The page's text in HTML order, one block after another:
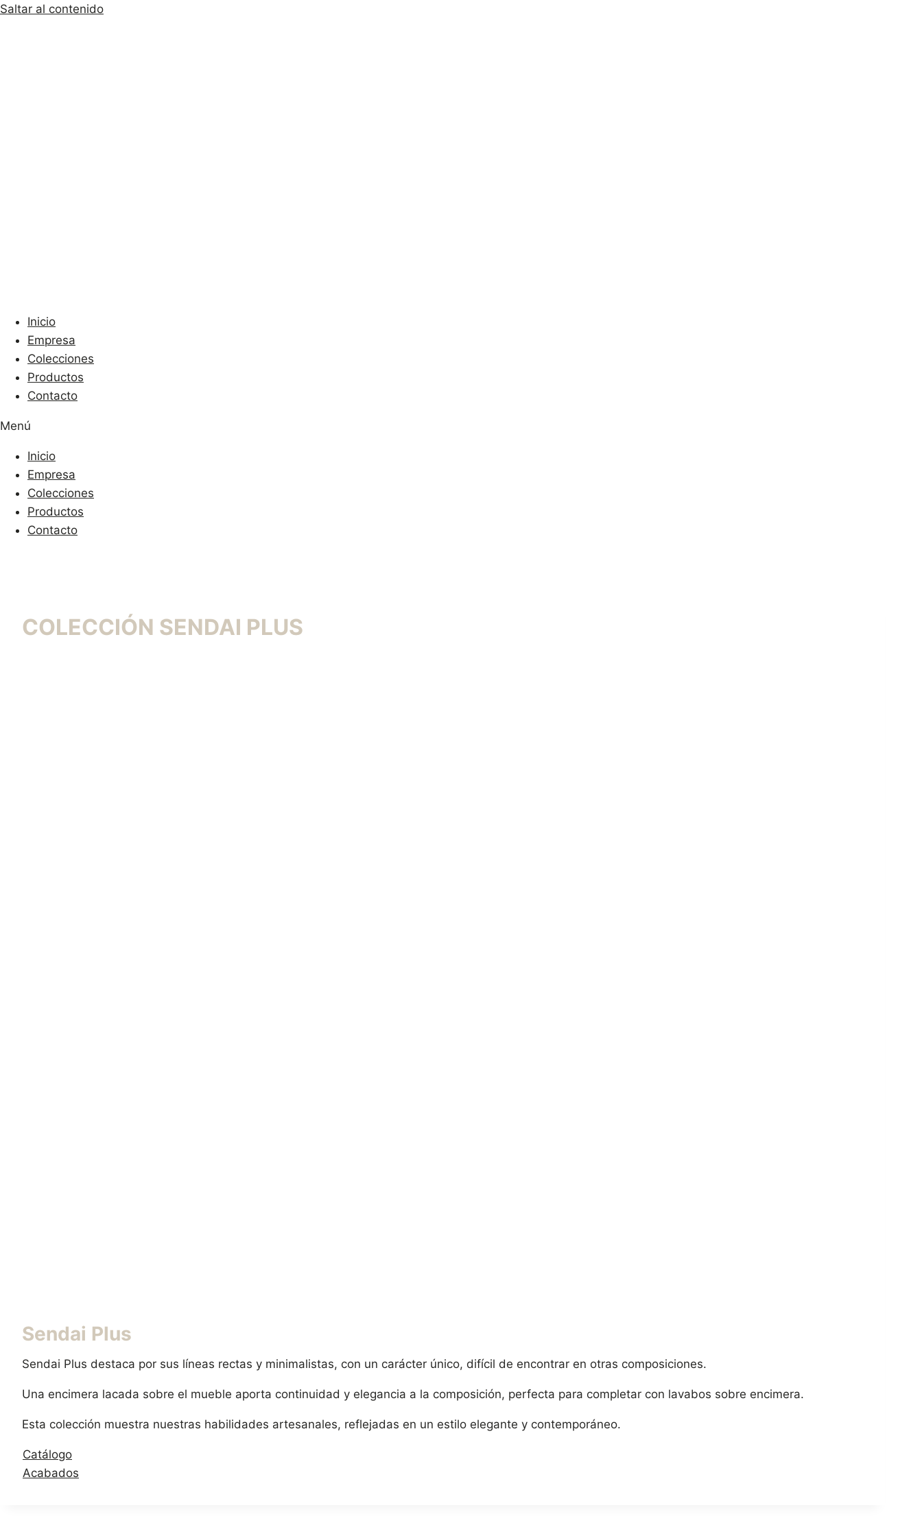
Saltar al contenido
Inicio
Empresa
Colecciones
Productos
Contacto
Menú
Inicio
Empresa
Colecciones
Productos
Contacto
COLECCIÓN SENDAI PLUS
Sendai Plus
Sendai Plus destaca por sus líneas rectas y minimalistas, con un carácter único, difícil de encontrar en otras composiciones.
Una encimera lacada sobre el mueble aporta continuidad y elegancia a la composición, perfecta para completar con lavabos sobre encimera.
Esta colección muestra nuestras habilidades artesanales, reflejadas en un estilo elegante y contemporáneo.
Catálogo
Acabados